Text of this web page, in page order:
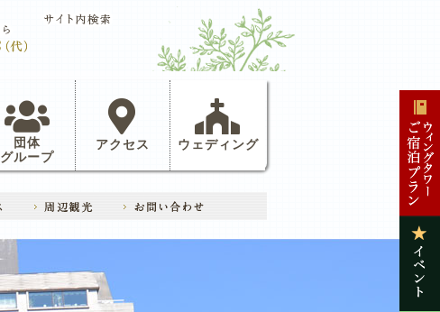
団体
グループ
アクセス ウェディング